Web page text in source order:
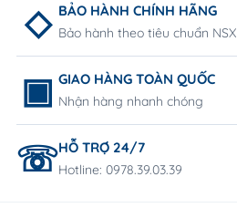
BẢO HÀNH CHÍNH HÃNG
Bảo hành theo tiêu chuẩn NSX
GIAO HÀNG TOÀN QUỐC
Nhận hàng nhanh chóng
HỖ TRỢ 24/7
Hotline: 0978.39.03.39